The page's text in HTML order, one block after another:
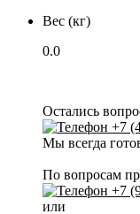
Вес (кг)
0.0
Остались
+7
Мы всегда
По вопросам
+7
или